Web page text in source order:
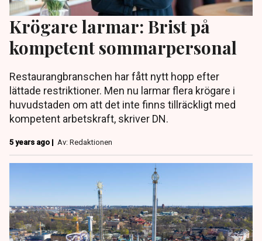
Krögare larmar: Brist på
kompetent sommarpersonal
Restaurangbranschen har fått nytt hopp efter
lättade restriktioner. Men nu larmar flera krögare i
huvudstaden om att det inte finns tillräckligt med
kompetent arbetskraft, skriver DN.
5 years ago | Av: Redaktionen